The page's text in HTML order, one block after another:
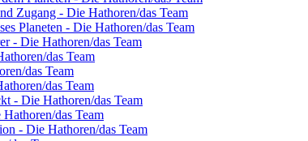
Zugang - Die Hathoren/das Team
Planeten - Die Hathoren/das Team
- Die Hathoren/das Team
das Team
das Team
das Team
- Die Hathoren/das Team
das Team
- Die Hathoren/das Team